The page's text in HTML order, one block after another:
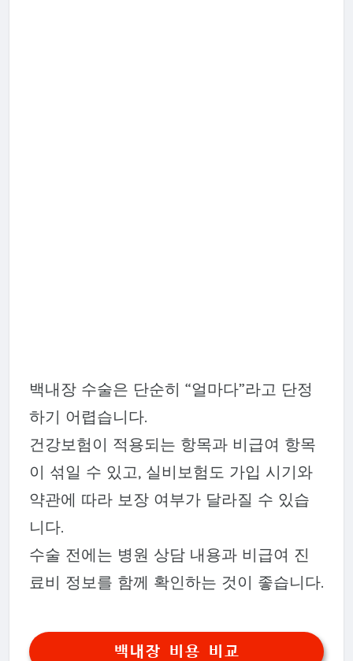
백내장 수술은 단순히 “얼마다”라고 단정
하기 어렵습니다.
건강보험이 적용되는 항목과 비급여 항목
이 섞일 수 있고, 실비보험도 가입 시기와
약관에 따라 보장 여부가 달라질 수 있습
니다.
수술 전에는 병원 상담 내용과 비급여 진
료비 정보를 함께 확인하는 것이 좋습니다.
백내장 비용 비교